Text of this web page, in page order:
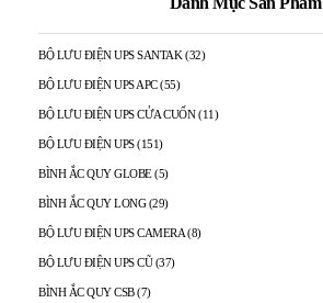
BỘ LƯU ĐIỆN UPS SANTAK (32)
BỘ LƯU ĐIỆN UPS APC (55)
BỘ LƯU ĐIỆN UPS CỬA CUỐN (11)
BỘ LƯU ĐIỆN UPS (151)
BÌNH ẮC QUY GLOBE (5)
BÌNH ẮC QUY LONG (29)
BỘ LƯU ĐIỆN UPS CAMERA (8)
BỘ LƯU ĐIỆN UPS CŨ (37)
BÌNH ẮC QUY CSB (7)